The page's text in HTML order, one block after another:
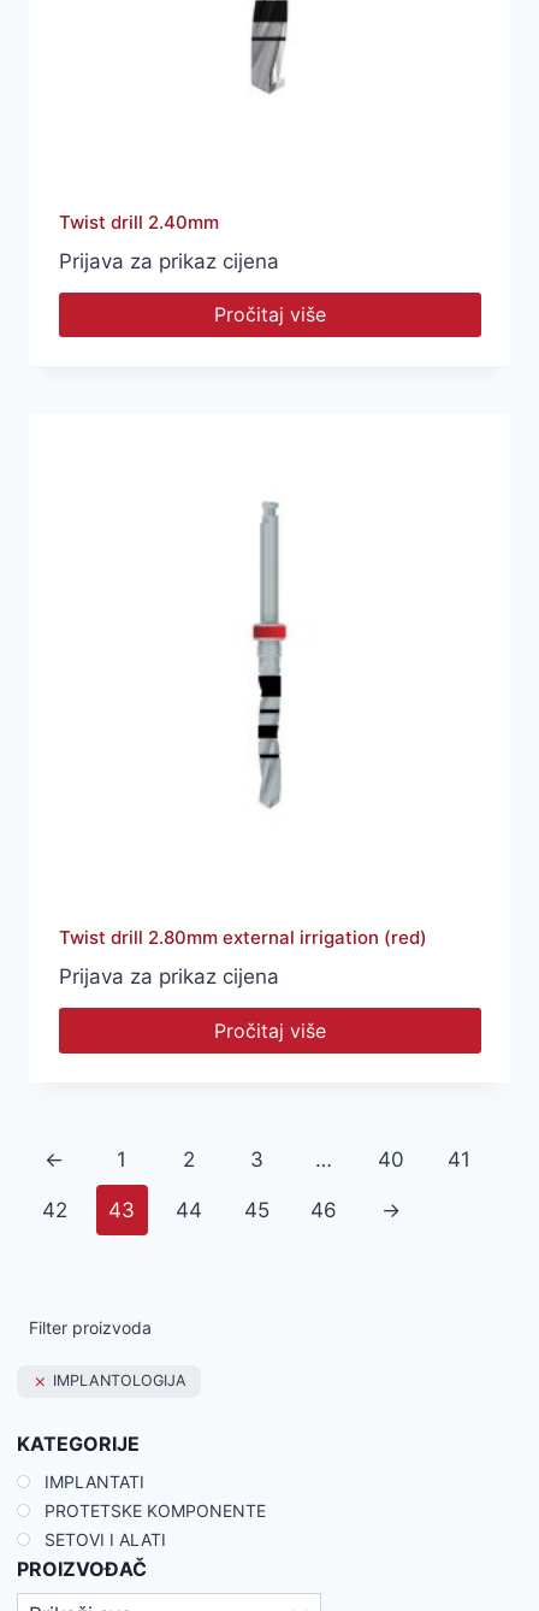
Twist drill 2.40mm
Prijava za prikaz cijena
Pročitaj više
Twist drill 2.80mm external irrigation (red)
Prijava za prikaz cijena
Pročitaj više
← 1 2 3 … 40 41
42 43 44 45 46 →
Filter proizvoda
IMPLANTOLOGIJA
KATEGORIJE
IMPLANTATI
PROTETSKE KOMPONENTE
SETOVI I ALATI
PROIZVOĐAČ